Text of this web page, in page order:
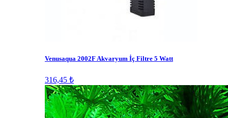
Venusaqua 2002F Akvaryum İç Filtre 5 Watt
316,45 ₺